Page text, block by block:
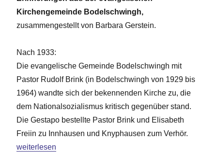
Kirchengemeinde Bodelschwingh,
zusammengestellt von Barbara Gerstein.
Nach 1933:
Die evangelische Gemeinde Bodelschwingh mit
Pastor Rudolf Brink (in Bodelschwingh von 1929 bis
1964) wandte sich der bekennenden Kirche zu, die
dem Nationalsozialismus kritisch gegenüber stand.
Die Gestapo bestellte Pastor Brink und Elisabeth
Freiin zu Innhausen und Knyphausen zum Verhör.
„Erinnerungen an das Kriegsende (21)“
weiterlesen